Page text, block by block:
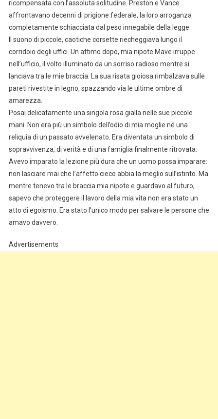
ricompensata con l’assoluta solitudine. Preston e Vance
affrontavano decenni di prigione federale, la loro arroganza
completamente schiacciata dal peso innegabile della legge.
Il suono di piccole, caotiche corsette riecheggiava lungo il
corridoio degli uffici. Un attimo dopo, mia nipote Mave irruppe
nell’ufficio, il volto illuminato da un sorriso radioso mentre si
lanciava tra le mie braccia. La sua risata gioiosa rimbalzava sulle
pareti rivestite in legno, spazzando via le ultime ombre di
amarezza.
Posai delicatamente una singola rosa gialla nelle sue piccole
mani. Non era più un simbolo dell’odio di mia moglie né una
reliquia di un passato avvelenato. Era diventata un simbolo di
sopravvivenza, di verità e di una famiglia finalmente ritrovata.
Avevo imparato la lezione più dura che un uomo possa imparare:
non lasciare mai che l’affetto cieco abbia la meglio sull’istinto. Ma
mentre tenevo tra le braccia mia nipote e guardavo al futuro,
sapevo che proteggere il lavoro della mia vita non era stato un
atto di egoismo. Era stato l’unico modo per salvare le persone che
amavo davvero.
Advertisements